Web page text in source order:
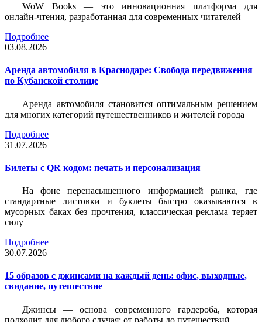
WoW Books — это инновационная платформа для
онлайн-чтения, разработанная для современных читателей
Подробнее
03.08.2026
Аренда автомобиля в Краснодаре: Свобода передвижения
по Кубанской столице
Аренда автомобиля становится оптимальным решением
для многих категорий путешественников и жителей города
Подробнее
31.07.2026
Билеты c QR кодом: печать и персонализация
На фоне перенасыщенного информацией рынка, где
стандартные листовки и буклеты быстро оказываются в
мусорных баках без прочтения, классическая реклама теряет
силу
Подробнее
30.07.2026
15 образов с джинсами на каждый день: офис, выходные,
свидание, путешествие
Джинсы — основа современного гардероба, которая
подходит для любого случая: от работы до путешествий